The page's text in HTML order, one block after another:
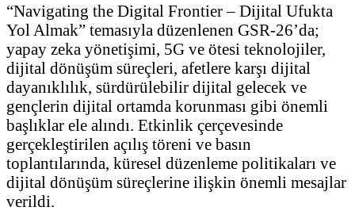
“Navigating the Digital Frontier – Dijital Ufukta
Yol Almak” temasıyla düzenlenen GSR-26’da;
yapay zeka yönetişimi, 5G ve ötesi teknolojiler,
dijital dönüşüm süreçleri, afetlere karşı dijital
dayanıklılık, sürdürülebilir dijital gelecek ve
gençlerin dijital ortamda korunması gibi önemli
başlıklar ele alındı. Etkinlik çerçevesinde
gerçekleştirilen açılış töreni ve basın
toplantılarında, küresel düzenleme politikaları ve
dijital dönüşüm süreçlerine ilişkin önemli mesajlar
verildi.